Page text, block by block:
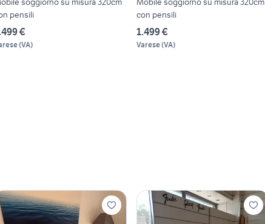
pensili
€
(VA)
con pensili
1.499 €
Varese(VA)